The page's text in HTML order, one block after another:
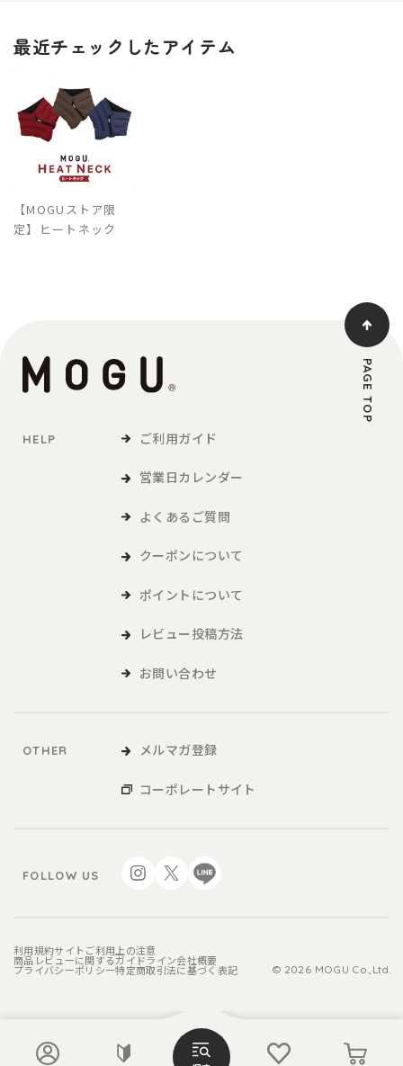
最近チェックしたアイテム
【MOGUストア限
定】ヒートネック
HELP ご利用ガイド
営業日カレンダー
よくあるご質問
クーポンについて
ポイントについて
レビュー投稿方法
お問い合わせ
OTHER メルマガ登録
コーポレートサイト
FOLLOW US
利用規約サイトご利用上の注意
商品レビューに関するガイドライン会社概要
プライバシーポリシー特定商取引法に基づく表記 © 2026 MOGU Co.,Ltd.
PAGE TOP